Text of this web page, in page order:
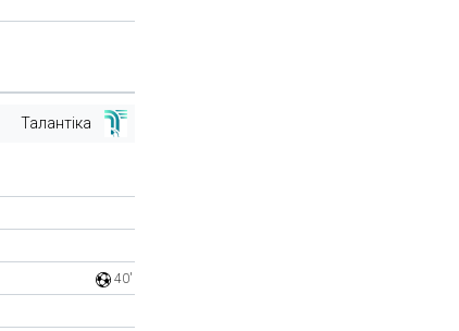
Талантіка
40'